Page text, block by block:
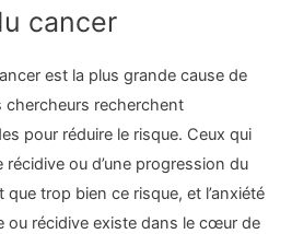
cancer
est la plus grande cause de
chercheurs recherchent
pour réduire le risque. Ceux qui
récidive ou d’une progression du
trop bien ce risque, et l’anxiété
ou récidive existe dans le cœur de